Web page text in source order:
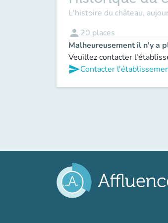
L'histoire du château,
person 20 places
Malheureusement il n'y a
Veuillez contacter
sendContacter